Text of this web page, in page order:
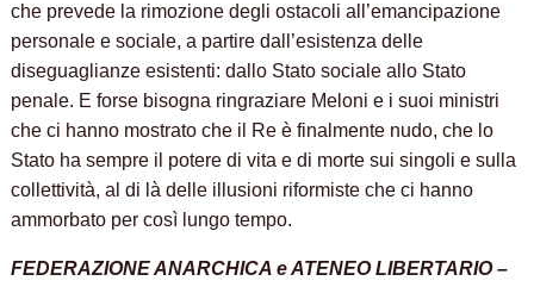
che prevede la rimozione degli ostacoli all’emancipazione
personale e sociale, a partire dall’esistenza delle
diseguaglianze esistenti: dallo Stato sociale allo Stato
penale. E forse bisogna ringraziare Meloni e i suoi ministri
che ci hanno mostrato che il Re è finalmente nudo, che lo
Stato ha sempre il potere di vita e di morte sui singoli e sulla
collettività, al di là delle illusioni riformiste che ci hanno
ammorbato per così lungo tempo.
FEDERAZIONE ANARCHICA e ATENEO LIBERTARIO –